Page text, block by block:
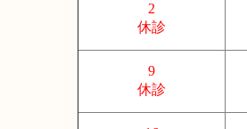
2
休診
9
休診